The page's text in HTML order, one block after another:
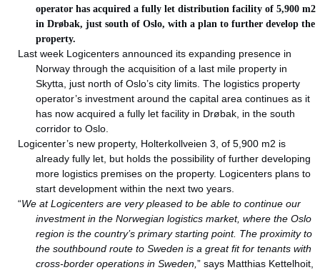
operator has acquired a fully let distribution facility of 5,900 m2
in Drøbak, just south of Oslo, with a plan to further develop the
property.
Last week Logicenters announced its expanding presence in
Norway through the acquisition of a last mile property in
Skytta, just north of Oslo’s city limits. The logistics property
operator’s investment around the capital area continues as it
has now acquired a fully let facility in Drøbak, in the south
corridor to Oslo.
Logicenter’s new property, Holterkollveien 3, of 5,900 m2 is
already fully let, but holds the possibility of further developing
more logistics premises on the property. Logicenters plans to
start development within the next two years.
“We at Logicenters are very pleased to be able to continue our
investment in the Norwegian logistics market, where the Oslo
region is the country’s primary starting point. The proximity to
the southbound route to Sweden is a great fit for tenants with
cross-border operations in Sweden,” says Matthias Kettelhoit,